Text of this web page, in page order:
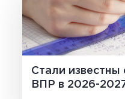
Стали известны
ВПР в 2026-